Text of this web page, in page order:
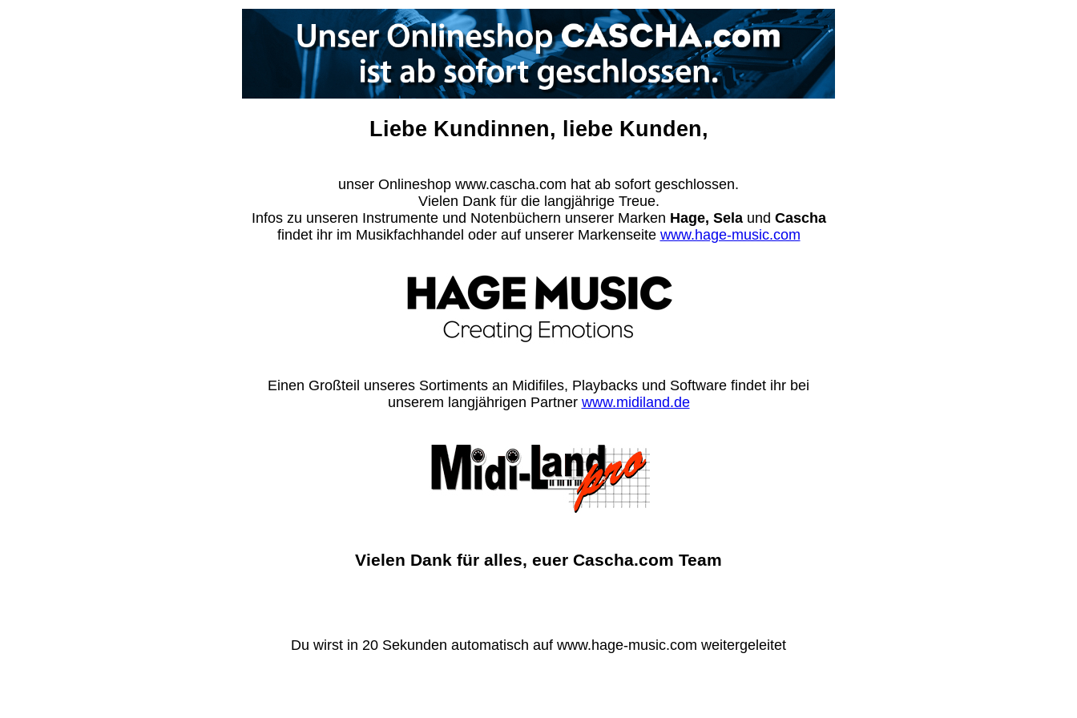
Liebe Kundinnen, liebe Kunden,
unser Onlineshop www.cascha.com hat ab sofort geschlossen.
Vielen Dank für die langjährige Treue.
Infos zu unseren Instrumente und Notenbüchern unserer Marken Hage, Selaund Cascha
findet ihr im Musikfachhandel oder auf unserer Markenseite www.hage-music.com
Einen Großteil unseres Sortiments an Midifiles, Playbacks und Software findet ihr bei
unserem langjährigen Partner www.midiland.de
Vielen Dank für alles, euer Cascha.com Team
Du wirst in 20 Sekunden automatisch auf www.hage-music.com weitergeleitet